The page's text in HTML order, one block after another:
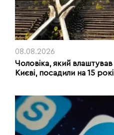
08.08.2026
Чоловіка, який влаштував
Києві, посадили на 15